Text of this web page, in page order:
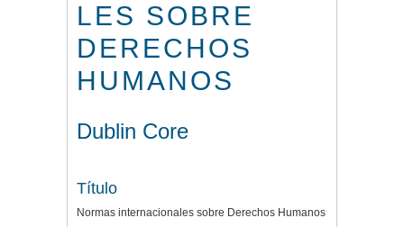
LES SOBRE
DERECHOS
HUMANOS
Dublin Core
Título
Normas internacionales sobre Derechos Humanos